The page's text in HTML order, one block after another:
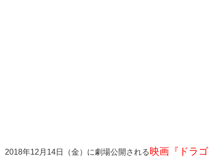
2018年12月14日（金）に劇場公開される映画『ドラゴ